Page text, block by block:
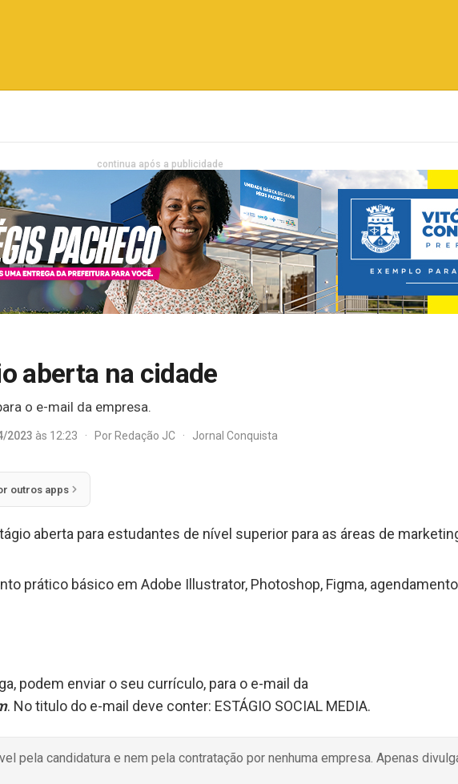
continua após a publicidade
aberta na cidade
o e-mail da empresa.
2023 às 12:23 · PorRedação JC · Jornal Conquista
outros apps
aberta para estudantes de nível superior para as áreas de
prático básico em Adobe Illustrator, Photoshop, Figma,
podem enviar o seu currículo, para o e-mail da
. No titulo do e-mail deve conter: ESTÁGIO SOCIAL MEDIA.
pela candidatura e nem pela contratação por nenhuma empresa. Apenas